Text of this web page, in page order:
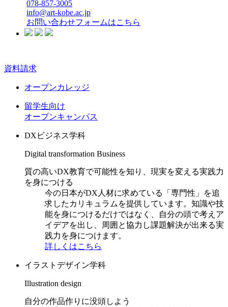
078-857-3005
info@art-kobe.ac.jp
お問い合わせフォームはこちら
資料請求
オープンカレッジ
留学生向け
オープンキャンパス
DXビジネス学科
Digital transformation Business
質の高いDX教育で可能性を知り、現実を変える実践力
を身につける
今の日本がDX人材に求めている「専門性」を追
求したカリキュラムを提供しています。知識や技
能を身につけるだけではなく、自分の頭で考えア
イデアを出し、周囲と協力し課題解決が出来る実
践力を身につけます。
詳しくはこちら
イラストデザイン学科
Illustration design
自分の作品作りに没頭しよう